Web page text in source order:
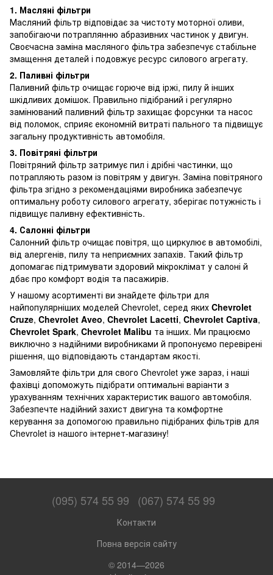
1. Масляні фільтри
Масляний фільтр відповідає за чистоту моторної оливи,
запобігаючи потраплянню абразивних частинок у двигун.
Своєчасна заміна масляного фільтра забезпечує стабільне
змащення деталей і подовжує ресурс силового агрегату.
2. Паливні фільтри
Паливний фільтр очищає горюче від іржі, пилу й інших
шкідливих домішок. Правильно підібраний і регулярно
замінюваний паливний фільтр захищає форсунки та насос
від поломок, сприяє економній витраті пального та підвищує
загальну продуктивність автомобіля.
3. Повітряні фільтри
Повітряний фільтр затримує пил і дрібні частинки, що
потрапляють разом із повітрям у двигун. Заміна повітряного
фільтра згідно з рекомендаціями виробника забезпечує
оптимальну роботу силового агрегату, зберігає потужність і
підвищує паливну ефективність.
4. Салонні фільтри
Салонний фільтр очищає повітря, що циркулює в автомобілі,
від алергенів, пилу та неприємних запахів. Такий фільтр
допомагає підтримувати здоровий мікроклімат у салоні й
дбає про комфорт водія та пасажирів.
У нашому асортименті ви знайдете фільтри для
найпопулярніших моделей Chevrolet, серед яких Chevrolet
Cruze, Chevrolet Aveo, Chevrolet Lacetti, Chevrolet Captiva,
Chevrolet Spark, Chevrolet Malibu та інших. Ми працюємо
виключно з надійними виробниками й пропонуємо перевірені
рішення, що відповідають стандартам якості.
Замовляйте фільтри для свого Chevrolet уже зараз, і наші
фахівці допоможуть підібрати оптимальні варіанти з
урахуванням технічних характеристик вашого автомобіля.
Забезпечте надійний захист двигуна та комфортне
керування за допомогою правильно підібраних фільтрів для
Chevrolet із нашого інтернет-магазину!
(095) 574 55 99 (067) 574 55 99
Контакти
Повна версія сайту
© 2014—2026